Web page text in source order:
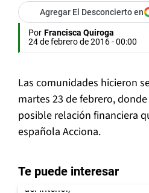
Agregar El Desconcierto en
Por Francisca Quiroga
24 de febrero de 2016 - 00:00
Las comunidades hicieron
martes 23 de febrero,
posible relación financiera
española Acciona.
Te puede interesar